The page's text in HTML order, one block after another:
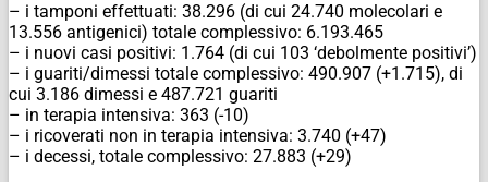
– i tamponi effettuati: 38.296 (di cui 24.740 molecolari e
13.556 antigenici) totale complessivo: 6.193.465
– i nuovi casi positivi: 1.764 (di cui 103 ‘debolmente positivi’)
– i guariti/dimessi totale complessivo: 490.907 (+1.715), di
cui 3.186 dimessi e 487.721 guariti
– in terapia intensiva: 363 (-10)
– i ricoverati non in terapia intensiva: 3.740 (+47)
– i decessi, totale complessivo: 27.883 (+29)